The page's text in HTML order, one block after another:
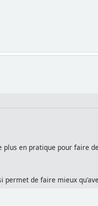
en pratique pour faire
de faire mieux